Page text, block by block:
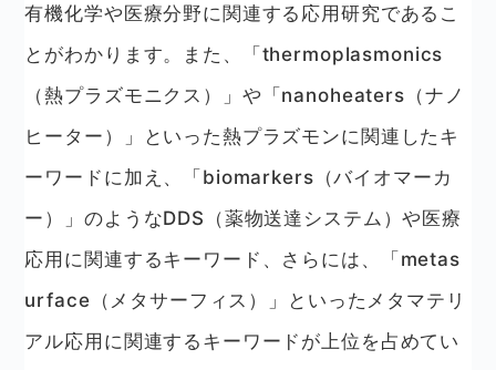
有機化学や医療分野に関連する応用研究であるこ
とがわかります。また、「thermoplasmonics
（熱プラズモニクス）」や「nanoheaters（ナノ
ヒーター）」といった熱プラズモンに関連したキ
ーワードに加え、「biomarkers（バイオマーカ
ー）」のようなDDS（薬物送達システム）や医療
応用に関連するキーワード、さらには、「metas
urface（メタサーフィス）」といったメタマテリ
アル応用に関連するキーワードが上位を占めてい